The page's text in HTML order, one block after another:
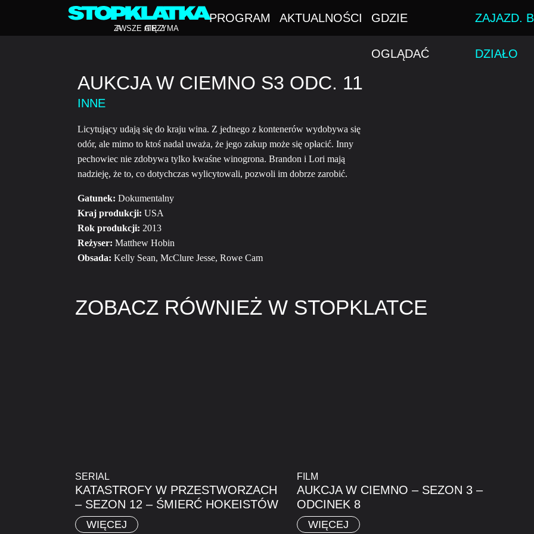
ZAWSZE CIĘ Z
ATRZYMA
PROGRAM AKTUALNOŚCI GDZIE
OGLĄDAĆ
ZAJAZD.
DZIAŁO
AUKCJA W CIEMNO S3 ODC. 11
INNE
Licytujący udają się do kraju wina. Z jednego z kontenerów wydobywa się
odór, ale mimo to ktoś nadal uważa, że jego zakup może się opłacić. Inny
pechowiec nie zdobywa tylko kwaśne winogrona. Brandon i Lori mają
nadzieję, że to, co dotychczas wylicytowali, pozwoli im dobrze zarobić.
Gatunek: Dokumentalny
Kraj produkcji: USA
Rok produkcji: 2013
Reżyser: Matthew Hobin
Obsada: Kelly Sean, McClure Jesse, Rowe Cam
ZOBACZ RÓWNIEŻ W STOPKLATCE
SERIAL
KATASTROFY W PRZESTWORZACH
– SEZON 12 – ŚMIERĆ HOKEISTÓW
WIĘCEJ
FILM
AUKCJA W CIEMNO – SEZON 3 –
ODCINEK 8
WIĘCEJ